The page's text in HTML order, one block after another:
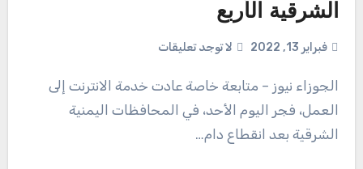
الشرقية الأربع
فبراير 13, 2022 لا توجد تعليقات
الجوزاء نيوز – متابعة خاصة عادت خدمة الانترنت إلى
العمل، فجر اليوم الأحد، في المحافظات اليمنية
الشرقية بعد انقطاع دام…